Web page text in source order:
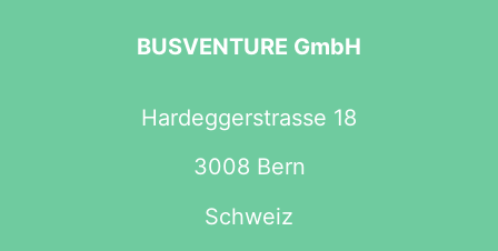
BUSVENTURE GmbH
Hardeggerstrasse 18
3008 Bern
Schweiz